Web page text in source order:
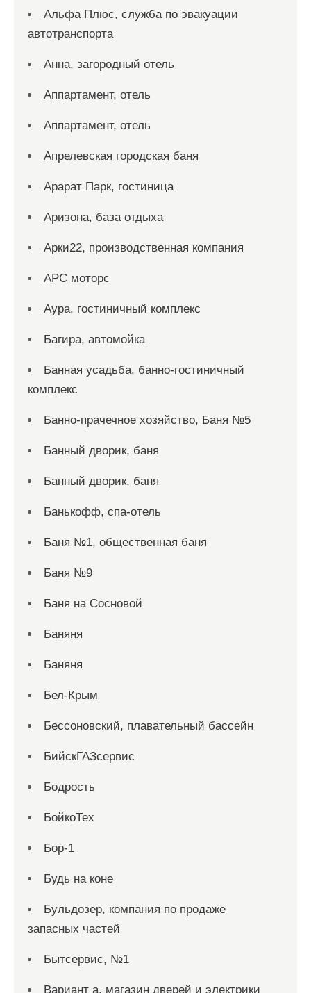
Альфа Плюс, служба по эвакуации
автотранспорта
Анна, загородный отель
Аппартамент, отель
Аппартамент, отель
Апрелевская городская баня
Арарат Парк, гостиница
Аризона, база отдыха
Арки22, производственная компания
АРС моторс
Аура, гостиничный комплекс
Багира, автомойка
Банная усадьба, банно-гостиничный
комплекс
Банно-прачечное хозяйство, Баня №5
Банный дворик, баня
Банный дворик, баня
Банькофф, спа-отель
Баня №1, общественная баня
Баня №9
Баня на Сосновой
Баняня
Баняня
Бел-Крым
Бессоновский, плавательный бассейн
БийскГАЗсервис
Бодрость
БойкоТех
Бор-1
Будь на коне
Бульдозер, компания по продаже
запасных частей
Бытсервис, №1
Вариант а, магазин дверей и электрики